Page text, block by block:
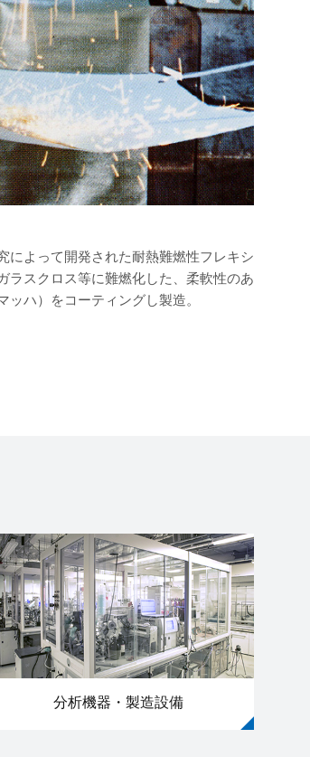
によって開発された耐熱難燃性フレキシ
ラスクロス等に難燃化した、柔軟性のあ
ハ）をコーティングし製造。
分析機器・製造設備